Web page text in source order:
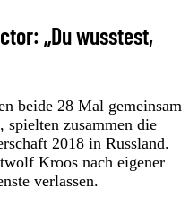
„Du wusstest,
beide 28 Mal gemeinsam
spielten zusammen die
2018 in Russland.
Kroos nach eigener
verlassen.